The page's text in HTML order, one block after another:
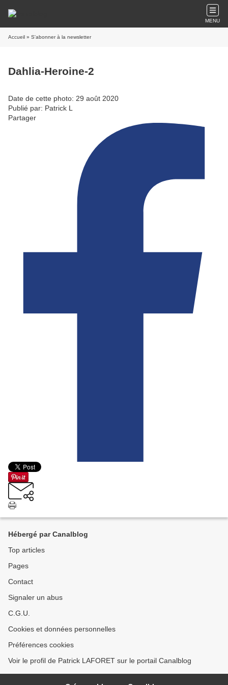
MENU
Accueil » S'abonner à la newsletter
Dahlia-Heroine-2
Date de cette photo: 29 août 2020
Publié par: Patrick L
Partager
Hébergé par Canalblog
Top articles
Pages
Contact
Signaler un abus
C.G.U.
Cookies et données personnelles
Préférences cookies
Voir le profil de Patrick LAFORET sur le portail Canalblog